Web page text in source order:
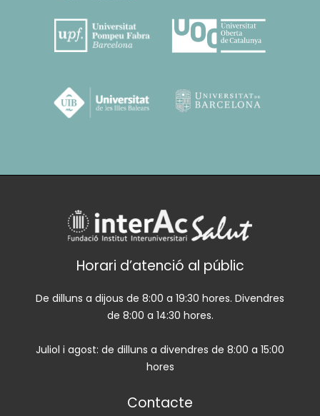
Horari d’atenció al públic
De dilluns a dijous de 8:00 a 19:30 hores. Divendres
de 8:00 a 14:30 hores.
Juliol i agost: de dilluns a divendres de 8:00 a 15:00
hores
Contacte